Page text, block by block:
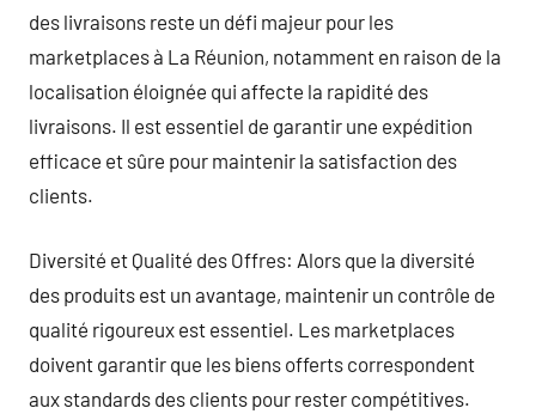
des livraisons reste un défi majeur pour les
marketplaces à La Réunion, notamment en raison de la
localisation éloignée qui affecte la rapidité des
livraisons. Il est essentiel de garantir une expédition
efficace et sûre pour maintenir la satisfaction des
clients.
Diversité et Qualité des Offres: Alors que la diversité
des produits est un avantage, maintenir un contrôle de
qualité rigoureux est essentiel. Les marketplaces
doivent garantir que les biens offerts correspondent
aux standards des clients pour rester compétitives.